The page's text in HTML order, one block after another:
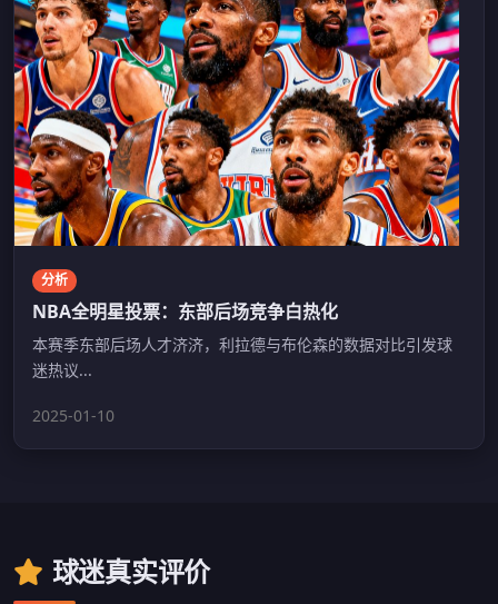
分析
NBA全明星投票：东部后场竞争白热化
本赛季东部后场人才济济，利拉德与布伦森的数据对比引发球
迷热议...
2025-01-10
球迷真实评价